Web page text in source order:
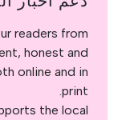
readers from
honest and
online and in
print.
the local